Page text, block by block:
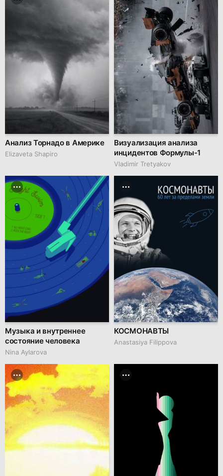
Анализ Торнадо в Америке
Elizaveta Shapiro
Визуализация анализа
инцидентов Формулы-1
Vladimir Tretyakov
Музыка и внутреннее
состояние человека
Nina Aylarova
КОСМОНАВТЫ
Anastasiya Filippova